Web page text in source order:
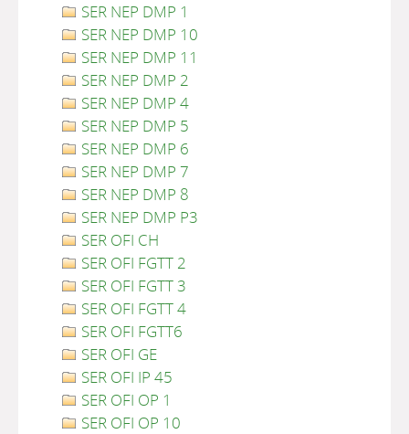
SER NEP DMP 1
SER NEP DMP 10
SER NEP DMP 11
SER NEP DMP 2
SER NEP DMP 4
SER NEP DMP 5
SER NEP DMP 6
SER NEP DMP 7
SER NEP DMP 8
SER NEP DMP P3
SER OFI CH
SER OFI FGTT 2
SER OFI FGTT 3
SER OFI FGTT 4
SER OFI FGTT6
SER OFI GE
SER OFI IP 45
SER OFI OP 1
SER OFI OP 10